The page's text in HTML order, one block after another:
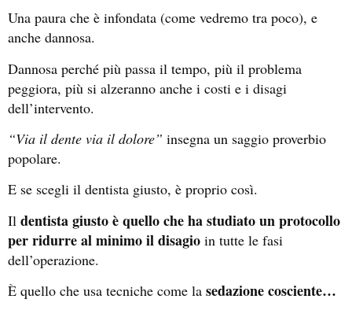
Una paura che è infondata (come vedremo tra poco), e
anche dannosa.
Dannosa perché più passa il tempo, più il problema
peggiora, più si alzeranno anche i costi e i disagi
dell’intervento.
“Via il dente via il dolore” insegna un saggio proverbio
popolare.
E se scegli il dentista giusto, è proprio così.
Il dentista giusto è quello che ha studiato un protocollo
per ridurre al minimo il disagio in tutte le fasi
dell’operazione.
È quello che usa tecniche come la sedazione cosciente…